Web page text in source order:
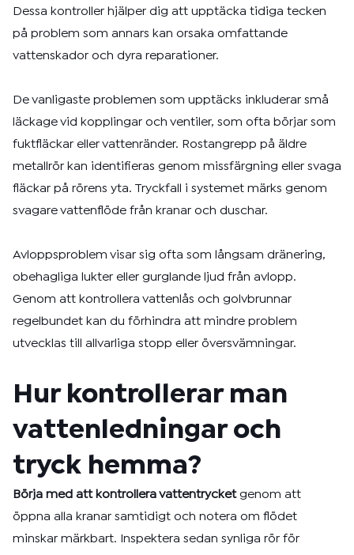
Dessa kontroller hjälper dig att upptäcka tidiga tecken
på problem som annars kan orsaka omfattande
vattenskador och dyra reparationer.
De vanligaste problemen som upptäcks inkluderar små
läckage vid kopplingar och ventiler, som ofta börjar som
fuktfläckar eller vattenränder. Rostangrepp på äldre
metallrör kan identifieras genom missfärgning eller svaga
fläckar på rörens yta. Tryckfall i systemet märks genom
svagare vattenflöde från kranar och duschar.
Avloppsproblem visar sig ofta som långsam dränering,
obehagliga lukter eller gurglande ljud från avlopp.
Genom att kontrollera vattenlås och golvbrunnar
regelbundet kan du förhindra att mindre problem
utvecklas till allvarliga stopp eller översvämningar.
Hur kontrollerar man
vattenledningar och
tryck hemma?
Börja med att kontrollera vattentrycketgenom att
öppna alla kranar samtidigt och notera om flödet
minskar märkbart. Inspektera sedan synliga rör för